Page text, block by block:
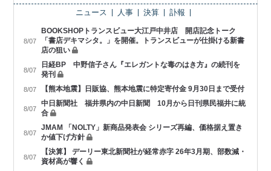
ニュース 人事 決算 訃報
8/07
BOOKSHOPトランスビュー大江戸中井店 開店記念トーク
「書店デキマシタ。」を開催。トランスビューが仕掛ける新書
店の狙い
8/07
日経BP 中野信子さん『エレガントな毒のはき方』の続刊を
発刊
8/07 【熊本地震】日販協、熊本地震に特定寄付金 9月30日まで受付
8/07
中日新聞社 福井県内の中日新聞 10月から日刊県民福井に統
合
8/07
JMAM 「NOLTY」新商品発表会 シリーズ再編、価格据え置き
か値下げ方針
8/07
【決算】 デーリー東北新聞社が経常赤字 26年3月期、部数減・
資材高が響く